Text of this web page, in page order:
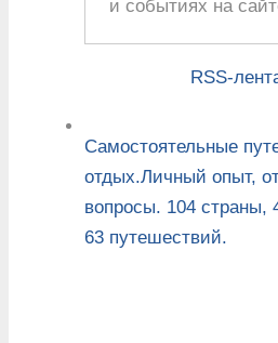
и событиях на
RSS-
Самостоятельные
отдых.Личный опыт,
вопросы. 104 страны,
63 путешествий.